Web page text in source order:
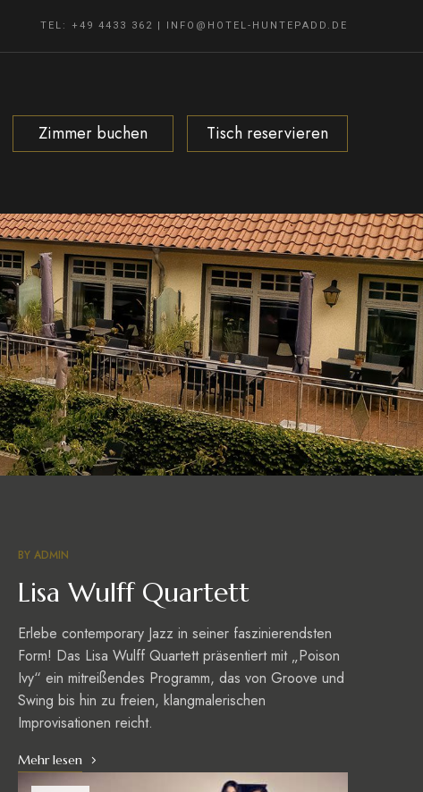
TEL: +49 4433 362 | INFO@HOTEL-HUNTEPADD.DE
Zimmer buchen Tisch reservieren
BYADMIN
Lisa Wulff Quartett
Erlebe contemporary Jazz in seiner faszinierendsten
Form! Das Lisa Wulff Quartett präsentiert mit „Poison
Ivy“ ein mitreißendes Programm, das von Groove und
Swing bis hin zu freien, klangmalerischen
Improvisationen reicht.
Mehr lesen